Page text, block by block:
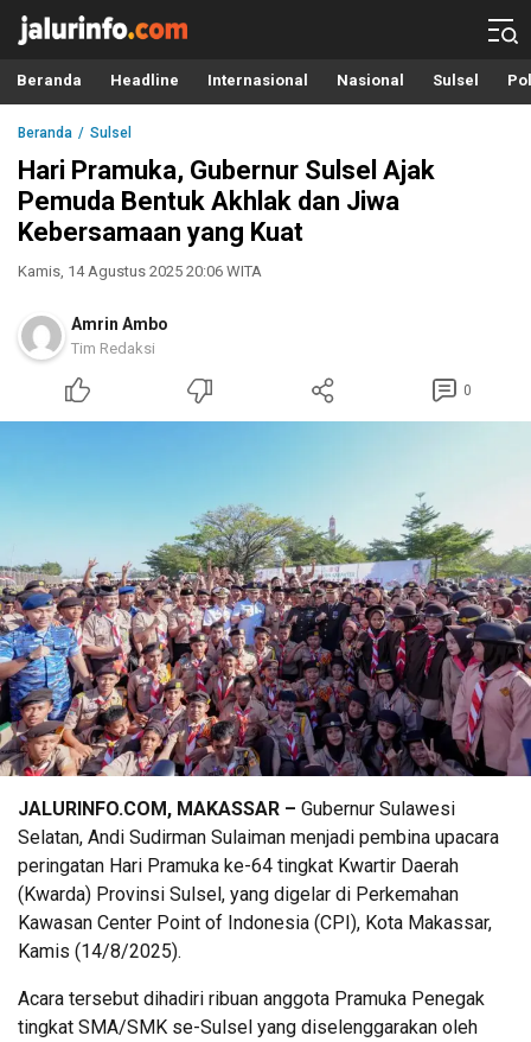
Info Terbaru, Berita Terkini Hari Ini, Jalurinfo.com
Terkini, Akurat dan Terpercaya
Beranda Headline Internasional Nasional Sulsel
Beranda Sulsel
Hari Pramuka, Gubernur Sulsel Ajak
Pemuda Bentuk Akhlak dan Jiwa
Kebersamaan yang Kuat
Kamis, 14 Agustus 2025 20:06 WITA
Amrin Ambo
Tim Redaksi
0
JALURINFO.COM, MAKASSAR – Gubernur Sulawesi
Selatan, Andi Sudirman Sulaiman menjadi pembina upacara
peringatan Hari Pramuka ke-64 tingkat Kwartir Daerah
(Kwarda) Provinsi Sulsel, yang digelar di Perkemahan
Kawasan Center Point of Indonesia (CPI), Kota Makassar,
Kamis (14/8/2025).
Acara tersebut dihadiri ribuan anggota Pramuka Penegak
tingkat SMA/SMK se-Sulsel yang diselenggarakan oleh